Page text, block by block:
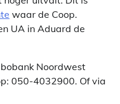
waar de Coop.
UA in Aduard de
Noordwest
050-4032900. Of via